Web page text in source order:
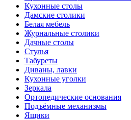
Кухонные столы
Дамские столики
Белая мебель
Журнальные столики
Дачные столы
Стулья
Табуреты
Диваны, лавки
Кухонные уголки
Зеркала
Ортопедические основания
Подъёмные механизмы
Ящики